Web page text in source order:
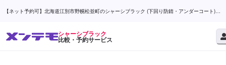
【ネット予約可】北海道江別市野幌松並町のシャーシブラック (下回り防錆・アンダーコート)な
シャーシブラック
比較・予約サービス